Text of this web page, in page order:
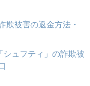
欺被害の返金方法・
シュフティ」の詐欺被